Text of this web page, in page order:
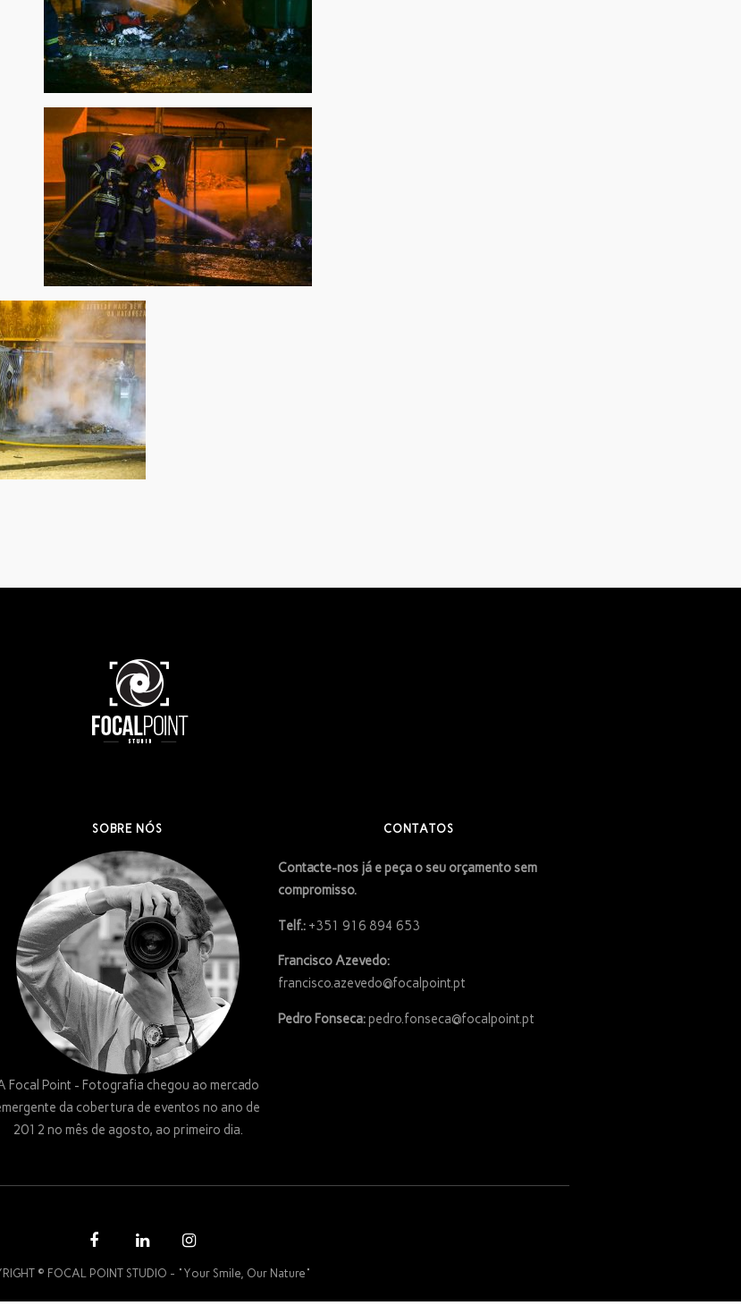
SOBRE NÓS
Focal Point - Fotografia chegou ao mercado
da cobertura de eventos no ano de
2012 no mês de agosto, ao primeiro dia.
CONTATOS
Contacte-nos já e peça o seu orçamento sem
compromisso.
Telf.:+351 916 894 653
Francisco Azevedo:
francisco.azevedo@focalpoint.pt
Pedro Fonseca:pedro.fonseca@focalpoint.pt
© FOCAL POINT STUDIO - "Your Smile, Our Nature"